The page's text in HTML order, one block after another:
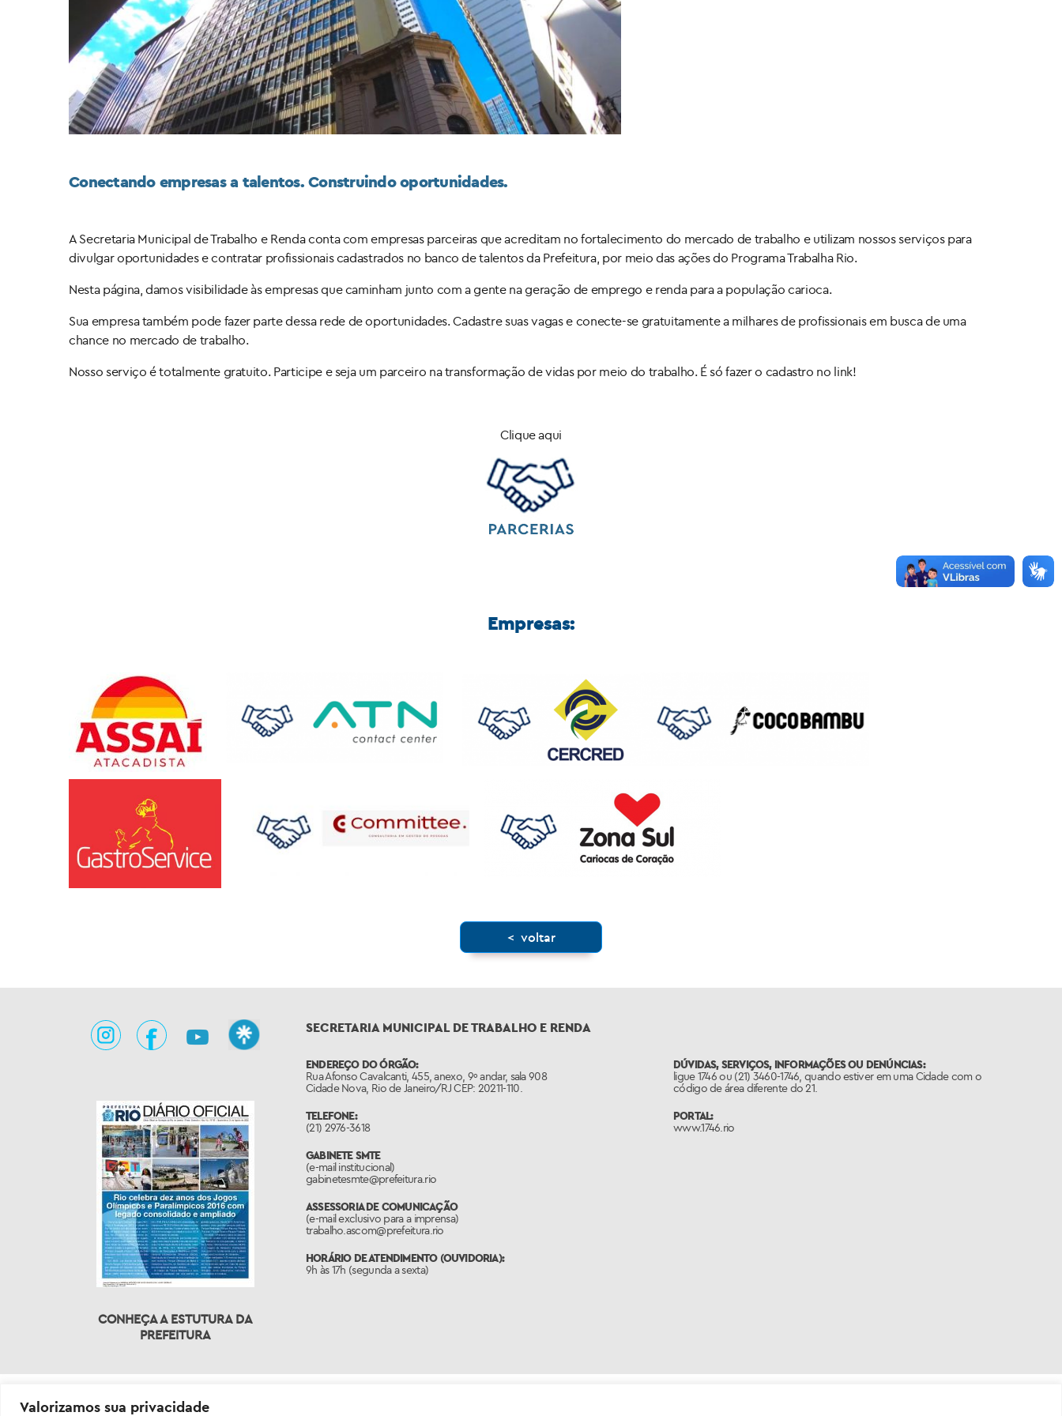
Valorizamos sua privacidade
Conectando empresas a talentos. Construindo oportunidades.
A Secretaria Municipal de Trabalho e Renda conta com empresas parceiras que acreditam no fortalecimento do mercado de trabalho e utilizam nossos serviços para
divulgar oportunidades e contratar profissionais cadastrados no banco de talentos da Prefeitura, por meio das ações do Programa Trabalha Rio.
Nesta página, damos visibilidade às empresas que caminham junto com a gente na geração de emprego e renda para a população carioca.
Sua empresa também pode fazer parte dessa rede de oportunidades. Cadastre suas vagas e conecte-se gratuitamente a milhares de profissionais em busca de uma
chance no mercado de trabalho.
Nosso serviço é totalmente gratuito. Participe e seja um parceiro na transformação de vidas por meio do trabalho. É só fazer o cadastro no link!
Clique aqui
Empresas:
< voltar
CONHEÇA A ESTUTURA DA
PREFEITURA
SECRETARIA MUNICIPAL DE TRABALHO E RENDA
ENDEREÇO DO ÓRGÃO:
Rua Afonso Cavalcanti, 455, anexo, 9º andar, sala 908
Cidade Nova, Rio de Janeiro/RJ CEP: 20211-110.
TELEFONE:
(21) 2976-3618
GABINETE SMTE
(e-mail institucional)
gabinetesmte@prefeitura.rio
ASSESSORIA DE COMUNICAÇÃO
(e-mail exclusivo para a imprensa)
trabalho.ascom@prefeitura.rio
HORÁRIO DE ATENDIMENTO (OUVIDORIA):
9h às 17h (segunda a sexta)
DÚVIDAS, SERVIÇOS, INFORMAÇÕES OU DENÚNCIAS:
ligue 1746 ou (21) 3460-1746, quando estiver em uma Cidade com o
código de área diferente do 21.
PORTAL:
www.1746.rio